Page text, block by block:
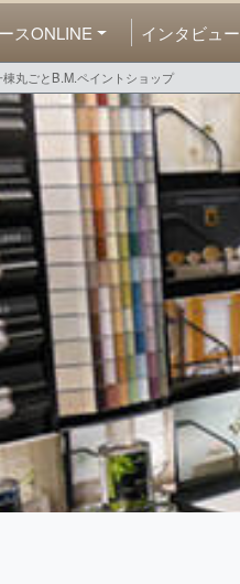
スONLINE インタビュー
棟丸ごとB.M.ペイントショップ